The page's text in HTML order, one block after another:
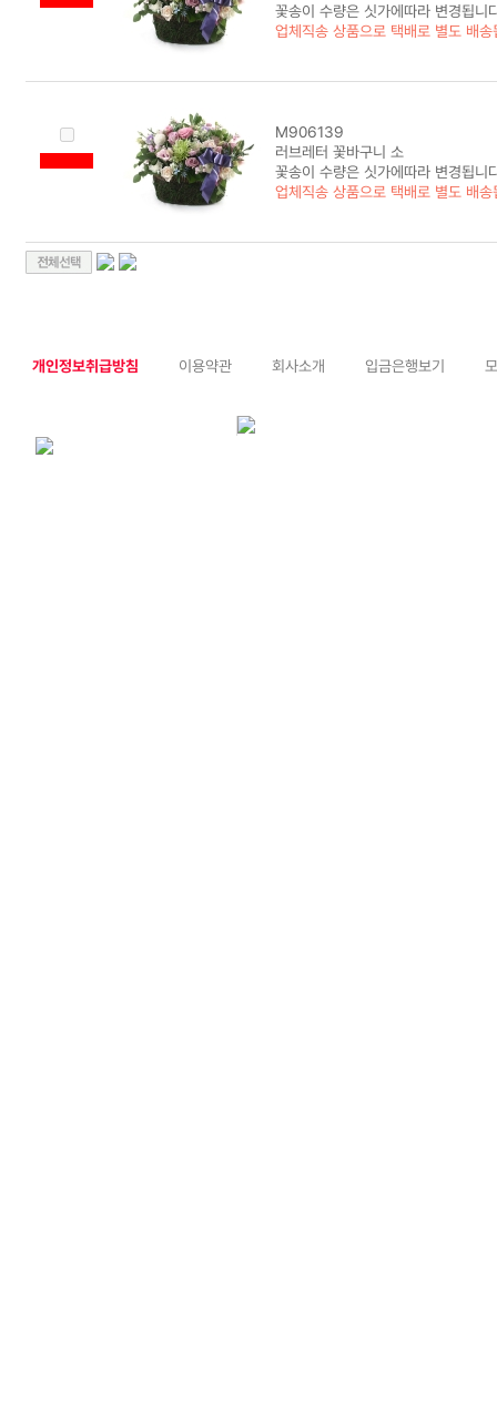
꽃송이 수량은 싯가에따라 변경됩니
업체직송 상품으로 택배로 별도 배송
M906139
러브레터 꽃바구니 소
꽃송이 수량은 싯가에따라 변경됩니
업체직송 상품으로 택배로 별도 배송
개인정보취급방침 이용약관 회사소개 입금은행보기